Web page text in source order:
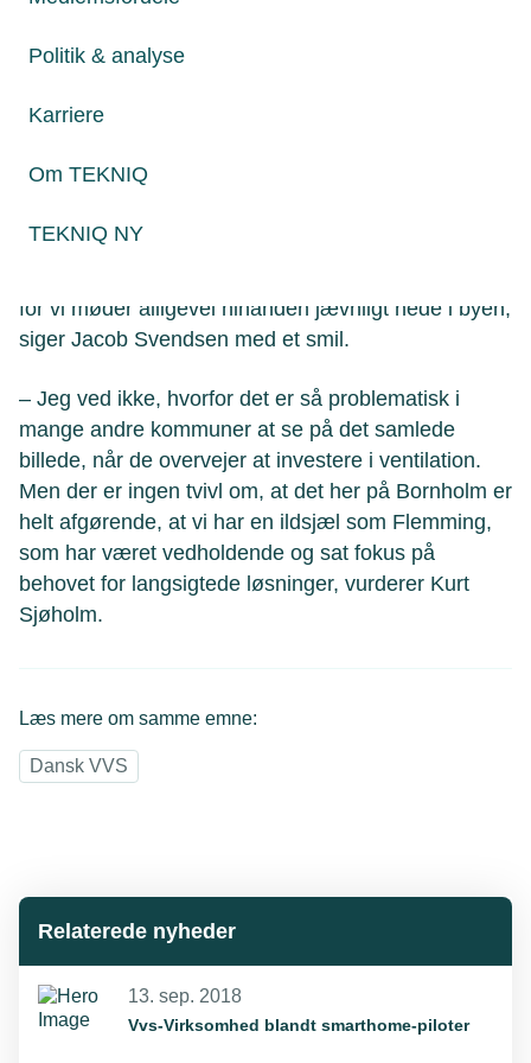
Politik & analyse
Karriere
Om TEKNIQ
TEKNIQ NY
tog højde for driftsomkostningerne på længere sigt,
kommune må prioritere de midler, vi har til rådighed
betaler gerne det, det koster, men så kræver vi også
for vi møder alligevel hinanden jævnligt nede i byen,
siger Jacob Svendsen med et smil.
– Jeg ved ikke, hvorfor det er så problematisk i
mange andre kommuner at se på det samlede
billede, når de overvejer at investere i ventilation.
Men der er ingen tvivl om, at det her på Bornholm er
helt afgørende, at vi har en ildsjæl som Flemming,
som har været vedholdende og sat fokus på
behovet for langsigtede løsninger, vurderer Kurt
Sjøholm.
Læs mere om samme emne:
Dansk VVS
Relaterede nyheder
13. sep. 2018
Vvs-Virksomhed blandt smarthome-piloter